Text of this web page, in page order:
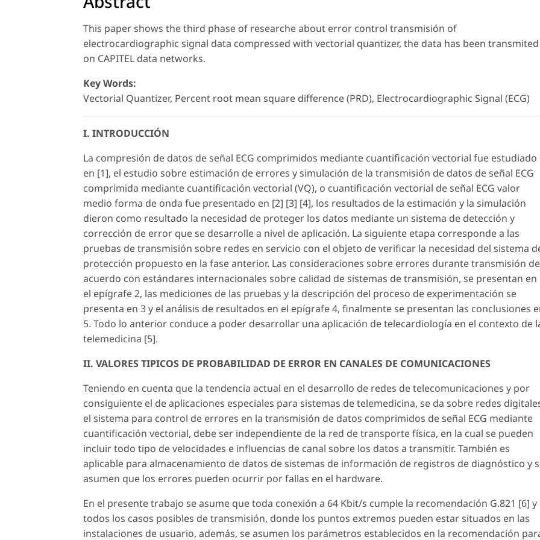
This paper shows the third phase of researche about error control transmisión of
electrocardiographic signal data compressed with vectorial quantizer, the data has been transmited
on CAPITEL data networks.
Key Words:
Vectorial Quantizer, Percent root mean square difference (PRD), Electrocardiographic Signal (ECG)
I. INTRODUCCIÓN
La compresión de datos de señal ECG comprimidos mediante cuantificación vectorial fue estudiado
en [1], el estudio sobre estimación de errores y simulación de la transmisión de datos de señal ECG
comprimida mediante cuantificación vectorial (VQ), o cuantificación vectorial de señal ECG valor
medio forma de onda fue presentado en [2] [3] [4], los resultados de la estimación y la simulación
dieron como resultado la necesidad de proteger los datos mediante un sistema de detección y
corrección de error que se desarrolle a nivel de aplicación. La siguiente etapa corresponde a las
pruebas de transmisión sobre redes en servicio con el objeto de verificar la necesidad del sistema
protección propuesto en la fase anterior. Las consideraciones sobre errores durante transmisión de
acuerdo con estándares internacionales sobre calidad de sistemas de transmisión, se presentan en
el epígrafe 2, las mediciones de las pruebas y la descripción del proceso de experimentación se
presenta en 3 y el análisis de resultados en el epígrafe 4, finalmente se presentan las conclusiones
5. Todo lo anterior conduce a poder desarrollar una aplicación de telecardiología en el contexto de
telemedicina [5].
II. VALORES TIPICOS DE PROBABILIDAD DE ERROR EN CANALES DE COMUNICACIONES
Teniendo en cuenta que la tendencia actual en el desarrollo de redes de telecomunicaciones y por
consiguiente el de aplicaciones especiales para sistemas de telemedicina, se da sobre redes
el sistema para control de errores en la transmisión de datos comprimidos de señal ECG mediante
cuantificación vectorial, debe ser independiente de la red de transporte física, en la cual se pueden
incluir todo tipo de velocidades e influencias de canal sobre los datos a transmitir. También es
aplicable para almacenamiento de datos de sistemas de información de registros de diagnóstico y
asumen que los errores pueden ocurrir por fallas en el hardware.
En el presente trabajo se asume que toda conexión a 64 Kbit/s cumple la recomendación G.821 [6] y
todos los casos posibles de transmisión, donde los puntos extremos pueden estar situados en las
instalaciones de usuario, además, se asumen los parámetros establecidos en la recomendación